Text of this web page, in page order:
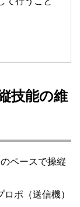
技能の維
ペースで操縦
ポ（送信機）